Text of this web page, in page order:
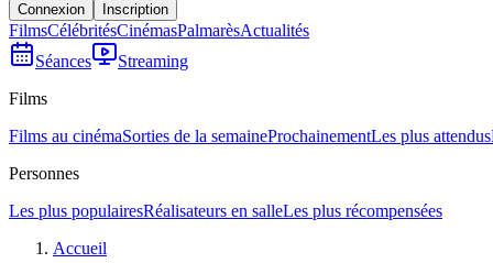
Connexion Inscription
FilmsCélébritésCinémasPalmarèsActualités
Séances
Streaming
Films
Films au cinémaSorties de la semaineProchainementLes plus attendus
Personnes
Les plus populairesRéalisateurs en salleLes plus récompensées
Accueil